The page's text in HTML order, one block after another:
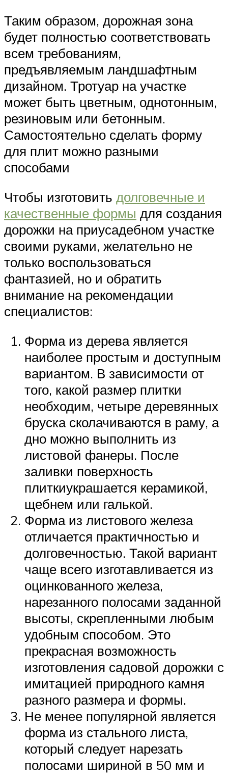
Таким образом, дорожная зона
будет полностью соответствовать
всем требованиям,
предъявляемым ландшафтным
дизайном. Тротуар на участке
может быть цветным, однотонным,
резиновым или бетонным.
Самостоятельно сделать форму
для плит можно разными
способами
Чтобы изготовить долговечные и
качественные формы для создания
дорожки на приусадебном участке
своими руками, желательно не
только воспользоваться
фантазией, но и обратить
внимание на рекомендации
специалистов:
Форма из дерева является
наиболее простым и доступным
вариантом. В зависимости от
того, какой размер плитки
необходим, четыре деревянных
бруска сколачиваются в раму, а
дно можно выполнить из
листовой фанеры. После
заливки поверхность
плиткиукрашается керамикой,
щебнем или галькой.
Форма из листового железа
отличается практичностью и
долговечностью. Такой вариант
чаще всего изготавливается из
оцинкованного железа,
нарезанного полосами заданной
высоты, скрепленными любым
удобным способом. Это
прекрасная возможность
изготовления садовой дорожки с
имитацией природного камня
разного размера и формы.
Не менее популярной является
форма из стального листа,
который следует нарезать
полосами шириной в 50 мм и